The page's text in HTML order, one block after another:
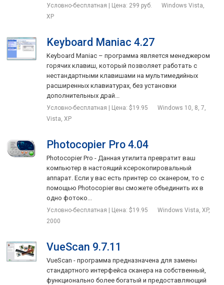
Условно-бесплатная | Цена: 299 руб.
Windows Vista,
XP
Keyboard Maniac 4.27
Keyboard Maniac – программа является менеджером
горячих клавиш, который позволяет работать с
нестандартными клавишами на мультимедийных
расширенных клавиатурах, без установки
дополнительных драй...
Условно-бесплатная | Цена: $19.95
Windows 10, 8, 7,
Vista, XP
Photocopier Pro 4.04
Photocopier Pro - Данная утилита превратит ваш
компьютер в настоящий ксерокопировальный
аппарат. Если у вас есть принтер со сканером, то с
помощью Photocopier вы сможете объединить их в
одно фотоко...
Условно-бесплатная | Цена: $19.95
Windows Vista, XP,
2000
VueScan 9.7.11
VueScan - программа предназначена для замены
стандартного интерфейса сканера на собственный,
функционально более богатый и предоставляющий